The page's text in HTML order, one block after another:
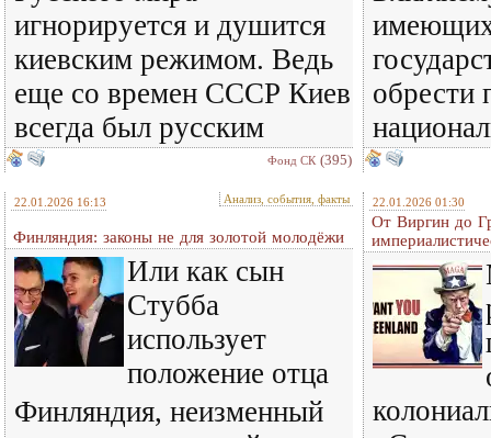
игнорируется и душится
киевским режимом. Ведь
еще со времен СССР Киев
всегда был русским
Фонд СК (395)
обрести
22.01.2026 16:13 Анализ, события, факты
Финляндия: законы не для золотой молодёжи
Или как сын
Стубба
использует
положение отца
Финляндия, неизменный
22.01.2026 01:30
От Виргин до